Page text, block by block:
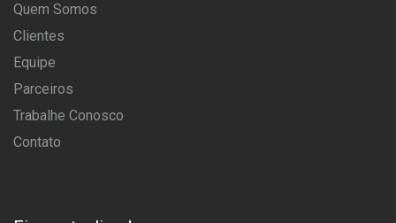
Quem Somos
Clientes
Equipe
Parceiros
Trabalhe Conosco
Contato